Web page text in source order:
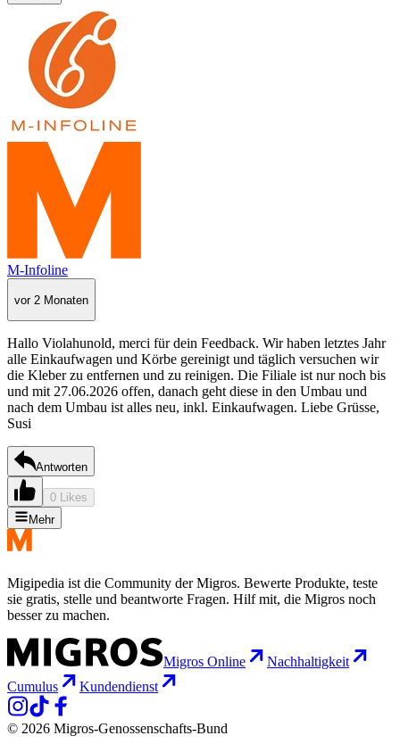
M-Infoline
vor 2 Monaten
Hallo Violahunold, merci für dein Feedback. Wir haben letztes Jahr
alle Einkaufwagen und Körbe gereinigt und täglich versuchen wir
die Kleber zu entfernen und zu reinigen. Die Filiale ist nur noch bis
und mit 27.06.2026 offen, danach geht diese in den Umbau und
nach dem Umbau ist alles neu, inkl. Einkaufwagen. Liebe Grüsse,
Susi
Antworten
0 Likes
Mehr
Migipedia ist die Community der Migros. Bewerte Produkte, teste
sie gratis, stelle und beantworte Fragen. Hilf mit, die Migros noch
besser zu machen.
Migros Online
Nachhaltigkeit
Cumulus
Kundendienst
© 2026 Migros-Genossenschafts-Bund